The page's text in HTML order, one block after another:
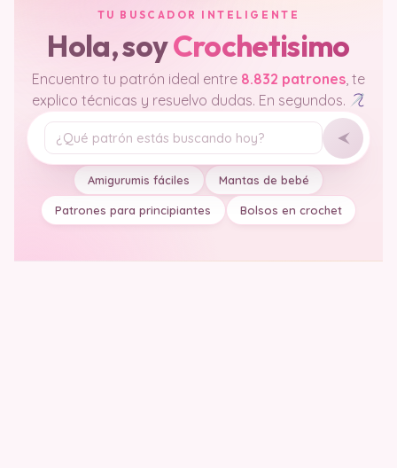
TU BUSCADOR INTELIGENTE
Hola, soyCrochetisimo
Encuentro tu patrón ideal entre 8.832 patrones, te
explico técnicas y resuelvo dudas. En segundos.
Tu pregunta
Amigurumis fáciles Mantas de bebé
Patrones para principiantes Bolsos en crochet